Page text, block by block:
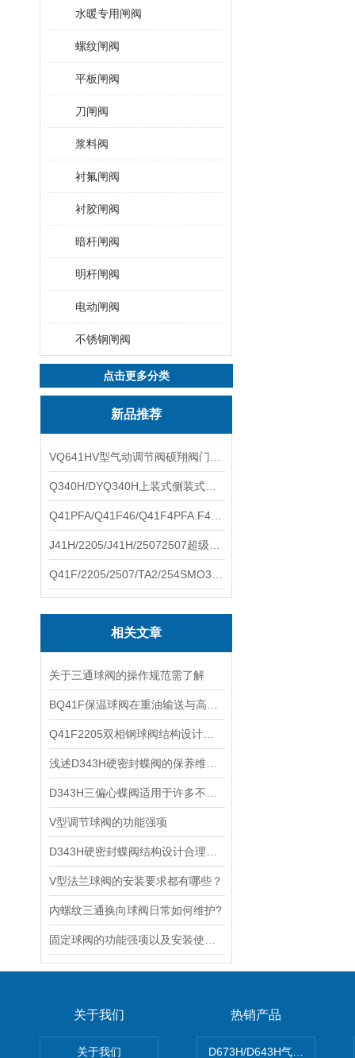
水暖专用闸阀
螺纹闸阀
平板闸阀
刀闸阀
浆料阀
衬氟闸阀
衬胶闸阀
暗杆闸阀
明杆闸阀
电动闸阀
不锈钢闸阀
点击更多分类
新品推荐
相关文章
关于三通球阀的操作规范需了解
V型调节球阀的功能强项
V型法兰球阀的安装要求都有哪些？
内螺纹三通换向球阀日常如何维护?
关于我们
关于我们
热销产品
D673H/D643H气动硬密封蝶